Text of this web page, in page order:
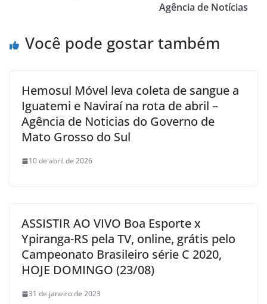
Agência de Notícias
Você pode gostar também
Hemosul Móvel leva coleta de sangue a
Iguatemi e Naviraí na rota de abril –
Agência de Noticias do Governo de
Mato Grosso do Sul
10 de abril de 2026
ASSISTIR AO VIVO Boa Esporte x
Ypiranga-RS pela TV, online, grátis pelo
Campeonato Brasileiro série C 2020,
HOJE DOMINGO (23/08)
31 de janeiro de 2023